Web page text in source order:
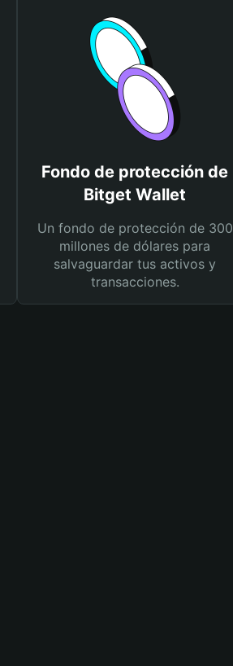
Fondo de protección de
Bitget Wallet
Un fondo de protección de 300
millones de dólares para
salvaguardar tus activos y
transacciones.